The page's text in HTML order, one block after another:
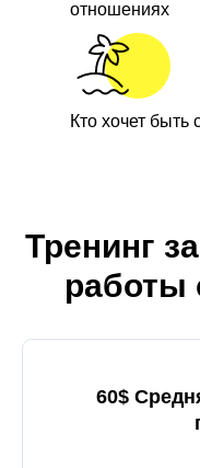
отношениях
Кто хочет быть
Тренинг
работы
60$